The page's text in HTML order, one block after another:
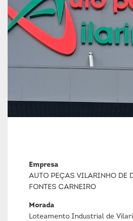
Empresa
AUTO PEÇAS VILARINHO DE
FONTES CARNEIRO
Morada
Loteamento Industrial de